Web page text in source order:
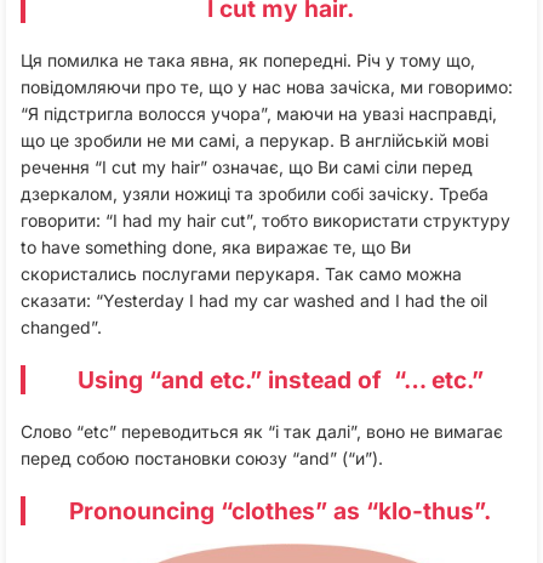
I cut my hair.
Ця помилка не така явна, як попередні. Річ у тому що,
повідомляючи про те, що у нас нова зачіска, ми говоримо:
“Я підстригла волосся учора”, маючи на увазі насправді,
що це зробили не ми самі, а перукар. В англійській мові
речення “I cut my hair” означає, що Ви самі сіли перед
дзеркалом, узяли ножиці та зробили собі зачіску. Треба
говорити: “I had my hair cut”, тобто використати структуру
to have something done, яка виражає те, що Ви
скористались послугами перукаря. Так само можна
сказати: “Yesterday I had my car washed and I had the oil
changed”.
Using “and etc.” instead of “… etc.”
Слово “etc” переводиться як “і так далі”, воно не вимагає
перед собою постановки союзу “and” (“и”).
Pronouncing “clothes” as “klo-thus”.